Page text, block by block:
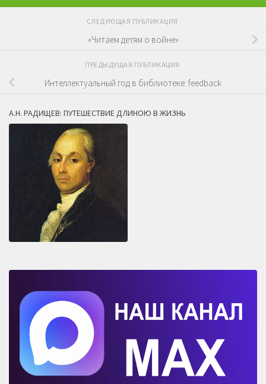
СЛЕДУЮЩАЯ ПУБЛИКАЦИЯ
«Читаем детям о войне»
ПРЕДЫДУЩАЯ ПУБЛИКАЦИЯ
Интеллектуальный год в библиотеке: feedback
А.Н. РАДИЩЕВ: ПУТЕШЕСТВИЕ ДЛИНОЮ В ЖИЗНЬ